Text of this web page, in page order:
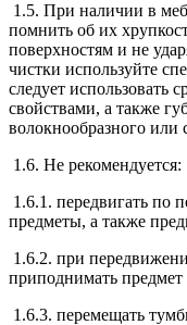
1.5. При наличии в
помнить об их
поверхностям и не
чистки используйте
следует использовать
свойствами, а также
волокнообразного или
1.6. Не рекомендуется:
1.6.1. передвигать по
предметы, а также
1.6.2. при
приподнимать
1.6.3. перемещать